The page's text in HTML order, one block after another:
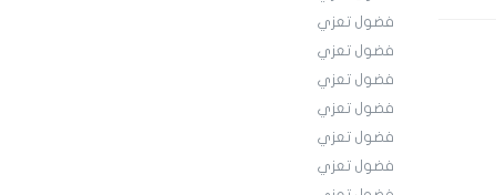
فضول تعزي
فضول تعزي
فضول تعزي
فضول تعزي
فضول تعزي
فضول تعزي